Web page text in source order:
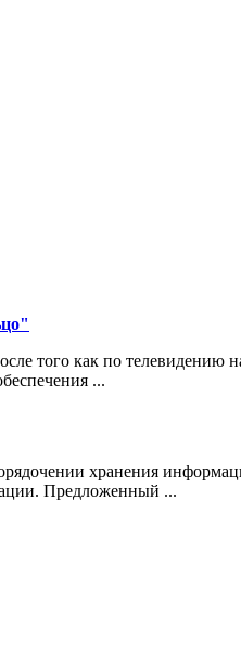
того как по телевидению
...
хранения
Предложенный ...